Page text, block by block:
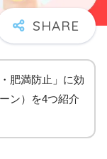
肥満防止」に効
ン）を4つ紹介